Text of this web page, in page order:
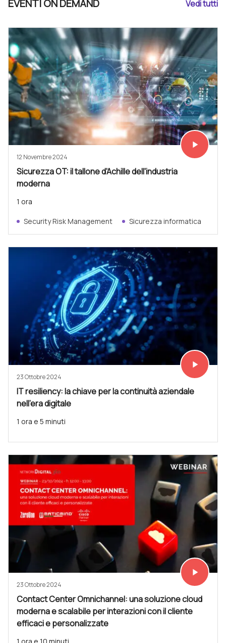
EVENTI ON DEMAND Vedi tutti
Vedi subito
play_arrow
12 Novembre 2024
Sicurezza OT: il tallone d'Achille dell'industria
moderna
1 ora
Security Risk Management Sicurezza informatica
Vedi subito
play_arrow
23 Ottobre 2024
IT resiliency: la chiave per la continuità aziendale
nell'era digitale
1 ora e 5 minuti
Vedi subito
play_arrow
23 Ottobre 2024
Contact Center Omnichannel: una soluzione cloud
moderna e scalabile per interazioni con il cliente
efficaci e personalizzate